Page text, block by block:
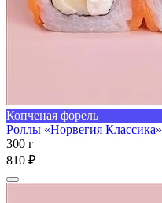
Копченая форель
Роллы «Норвегия Классика»
300 г
810 ₽